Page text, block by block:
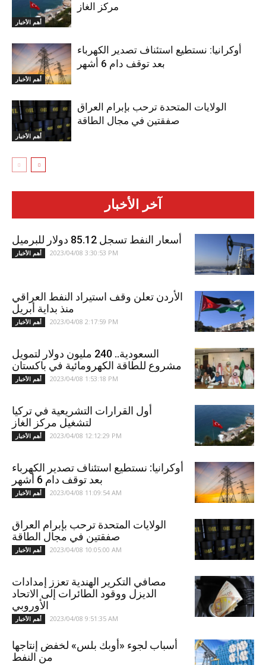
أهم الأخبار
مركز الغاز
أهم الأخبار
أوكرانيا: نستطيع استئناف تصدير الكهرباء
بعد توقف دام 6 أشهر
أهم الأخبار
الولايات المتحدة ترحب بإبرام العراق
صفقتين في مجال الطاقة
آخر الأخبار
أسعار النفط تسجل 85.12 دولار للبرميل
أهم الأخبار 2023/04/08 3:30:53 PM
الأردن تعلن وقف استيراد النفط العراقي
منذ بداية أبريل
أهم الأخبار 2023/04/08 2:17:59 PM
السعودية.. 240 مليون دولار لتمويل
مشروع للطاقة الكهرومائية في باكستان
أهم الأخبار 2023/04/08 1:53:18 PM
أول القرارات التشريعية في تركيا
لتشغيل مركز الغاز
أهم الأخبار 2023/04/08 12:12:29 PM
أوكرانيا: نستطيع استئناف تصدير الكهرباء
بعد توقف دام 6 أشهر
أهم الأخبار 2023/04/08 11:09:54 AM
الولايات المتحدة ترحب بإبرام العراق
صفقتين في مجال الطاقة
أهم الأخبار 2023/04/08 10:05:00 AM
مصافي التكرير الهندية تعزز إمدادات
الديزل ووقود الطائرات إلى الاتحاد
الأوروبي
أهم الأخبار 2023/04/08 9:51:35 AM
أسباب لجوء «أوبك بلس» لخفض إنتاجها
من النفط